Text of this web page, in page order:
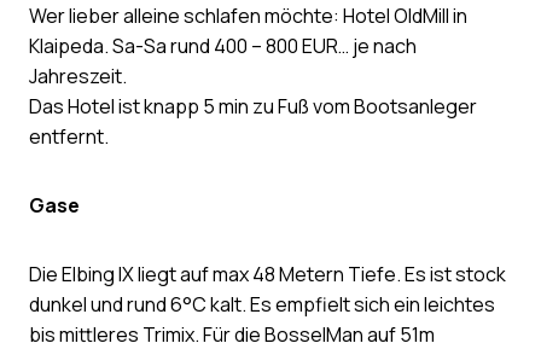
Wer lieber alleine schlafen möchte: Hotel OldMill in
Klaipeda. Sa-Sa rund 400 – 800 EUR… je nach
Jahreszeit.
Das Hotel ist knapp 5 min zu Fuß vom Bootsanleger
entfernt.
Gase
Die Elbing IX liegt auf max 48 Metern Tiefe. Es ist stock
dunkel und rund 6°C kalt. Es empfielt sich ein leichtes
bis mittleres Trimix. Für die BosselMan auf 51m